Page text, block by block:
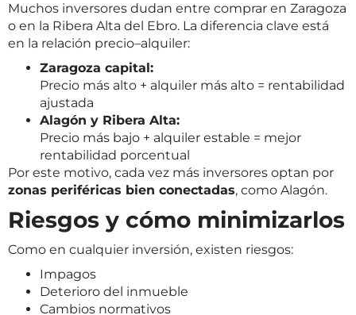
Muchos inversores dudan entre comprar en Zaragoza
o en la Ribera Alta del Ebro. La diferencia clave está
en la relación precio–alquiler:
Zaragoza capital:
Precio más alto + alquiler más alto = rentabilidad
ajustada
Alagón y Ribera Alta:
Precio más bajo + alquiler estable = mejor
rentabilidad porcentual
Por este motivo, cada vez más inversores optan por
zonas periféricas bien conectadas, como Alagón.
Riesgos y cómo minimizarlos
Como en cualquier inversión, existen riesgos:
Impagos
Deterioro del inmueble
Cambios normativos